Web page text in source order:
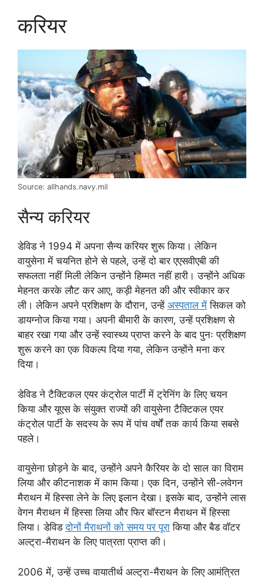
करियर
Source: allhands.navy.mil
सैन्य करियर
डेविड ने 1994 में अपना सैन्य करियर शुरू किया। लेकिन
वायुसेना में चयनित होने से पहले, उन्हें दो बार एएसवीएबी की
सफलता नहीं मिली लेकिन उन्होंने हिम्मत नहीं हारी। उन्होंने अधिक
मेहनत करके लौट कर आए, कड़ी मेहनत की और स्वीकार कर
ली। लेकिन अपने प्रशिक्षण के दौरान, उन्हें अस्पताल में सिकल को
डायग्नोज किया गया। अपनी बीमारी के कारण, उन्हें प्रशिक्षण से
बाहर रखा गया और उन्हें स्वास्थ्य प्राप्त करने के बाद पुनः प्रशिक्षण
शुरू करने का एक विकल्प दिया गया, लेकिन उन्होंने मना कर
दिया।
डेविड ने टैक्टिकल एयर कंट्रोल पार्टी में ट्रेनिंग के लिए चयन
किया और यूएस के संयुक्त राज्यों की वायुसेना टैक्टिकल एयर
कंट्रोल पार्टी के सदस्य के रूप में पांच वर्षों तक कार्य किया सबसे
पहले।
वायुसेना छोड़ने के बाद, उन्होंने अपने कैरियर के दो साल का विराम
लिया और कीटनाशक में काम किया। एक दिन, उन्होंने सी-लवेगन
मैराथन में हिस्सा लेने के लिए इलान देखा। इसके बाद, उन्होंने लास
वेगन मैराथन में हिस्सा लिया और फिर बॉस्टन मैराथन में हिस्सा
लिया। डेविडदोनों मैराथनों को समय पर पूरा किया और बैड वॉटर
अल्ट्रा-मैराथन के लिए पात्रता प्राप्त की।
2006 में, उन्हें उच्च वायातीर्थ अल्ट्रा-मैराथन के लिए आमंत्रित